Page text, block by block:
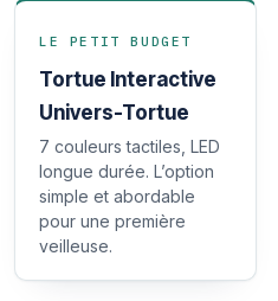
LE PETIT BUDGET
Tortue Interactive
Univers-Tortue
7 couleurs tactiles, LED
longue durée. L’option
simple et abordable
pour une première
veilleuse.